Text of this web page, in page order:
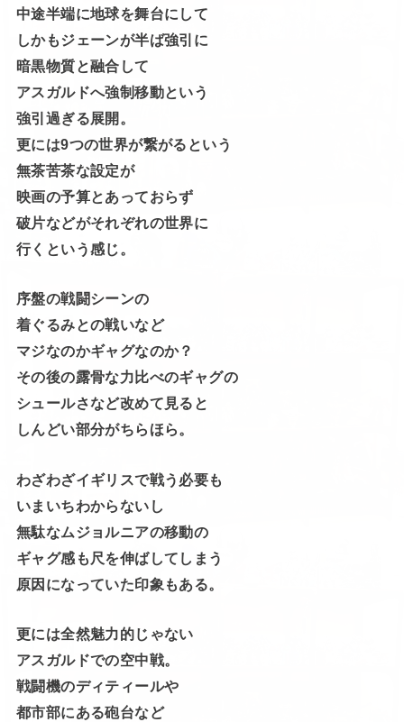
中途半端に地球を舞台にして
しかもジェーンが半ば強引に
暗黒物質と融合して
アスガルドへ強制移動という
強引過ぎる展開。
更には9つの世界が繋がるという
無茶苦茶な設定が
映画の予算とあっておらず
破片などがそれぞれの世界に
行くという感じ。
序盤の戦闘シーンの
着ぐるみとの戦いなど
マジなのかギャグなのか？
その後の露骨な力比べのギャグの
シュールさなど改めて見ると
しんどい部分がちらほら。
わざわざイギリスで戦う必要も
いまいちわからないし
無駄なムジョルニアの移動の
ギャグ感も尺を伸ばしてしまう
原因になっていた印象もある。
更には全然魅力的じゃない
アスガルドでの空中戦。
戦闘機のディティールや
都市部にある砲台など